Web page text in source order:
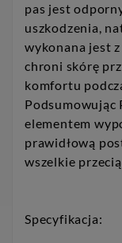
pas jest
uszkodzenia,
wykonana jest
chroni skórę
komfortu
Podsumowując
elementem
prawidłową
wszelkie
Specyfikacja: